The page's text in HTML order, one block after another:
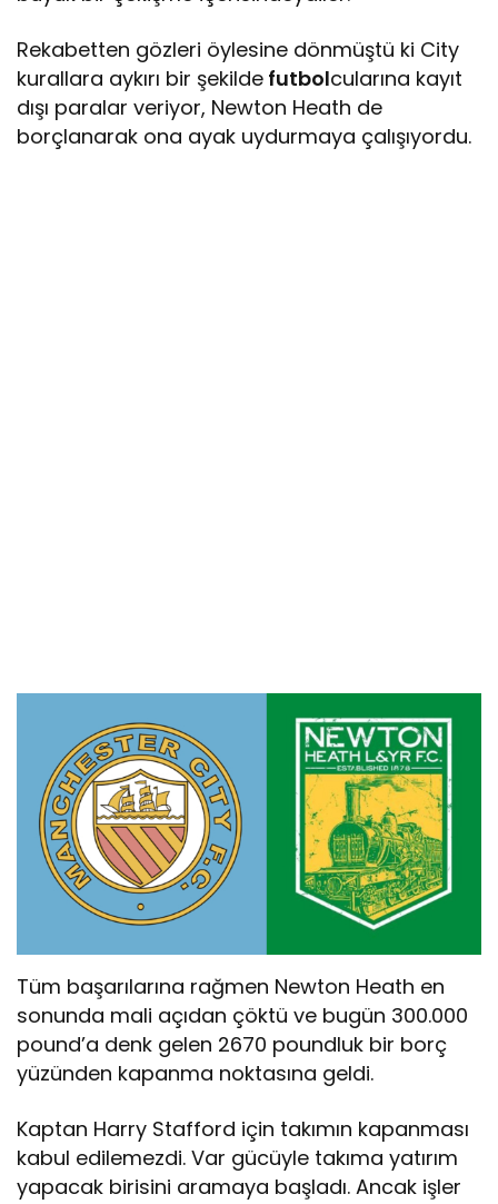
Rekabetten gözleri öylesine dönmüştü ki City
kurallara aykırı bir şekilde futbolcularına kayıt
dışı paralar veriyor, Newton Heath de
borçlanarak ona ayak uydurmaya çalışıyordu.
Tüm başarılarına rağmen Newton Heath en
sonunda mali açıdan çöktü ve bugün 300.000
pound’a denk gelen 2670 poundluk bir borç
yüzünden kapanma noktasına geldi.
Kaptan Harry Stafford için takımın kapanması
kabul edilemezdi. Var gücüyle takıma yatırım
yapacak birisini aramaya başladı. Ancak işler